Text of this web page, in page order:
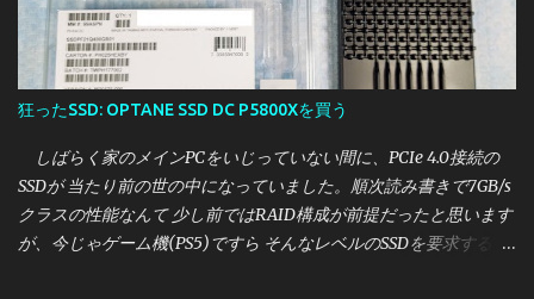
狂ったSSD: OPTANE SSD DC P5800Xを買う
しばらく家のメインPCをいじっていない間に、PCIe 4.0接続の
SSDが 当たり前の世の中になっていました。順次読み書きで7GB/s
クラスの性能なんて 少し前ではRAID構成が前提だったと思います
が、今じゃゲーム機(PS5)ですら そんなレベルのSSDを要求する時